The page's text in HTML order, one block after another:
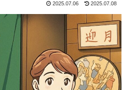
2025.07.06 2025.07.08